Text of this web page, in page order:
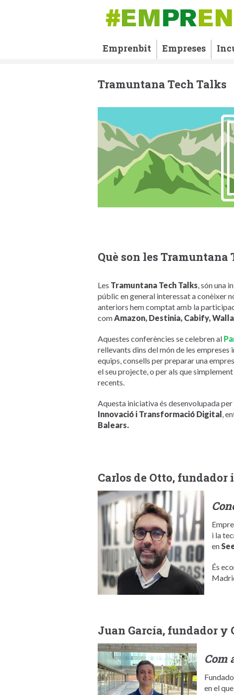
Emprenbit Empreses
Tramuntana Tech Talks
Què son les Tramuntana
Les Tramuntana Tech Talks, són una
públic en general interessat a conèixer
anteriors hem comptat amb la
comAmazon, Destinia, Cabify,
Aquestes conferències se celebren al
rellevants dins del món de les
equips, consells per preparar una
el seu projecte, o per als que
recents.
Aquesta iniciativa és desenvolupada per
Innovació i Transformació Digital,
Balears.
Carlos de Otto, fundador
i la
en
És
Juan García, fundador y
Com
en el